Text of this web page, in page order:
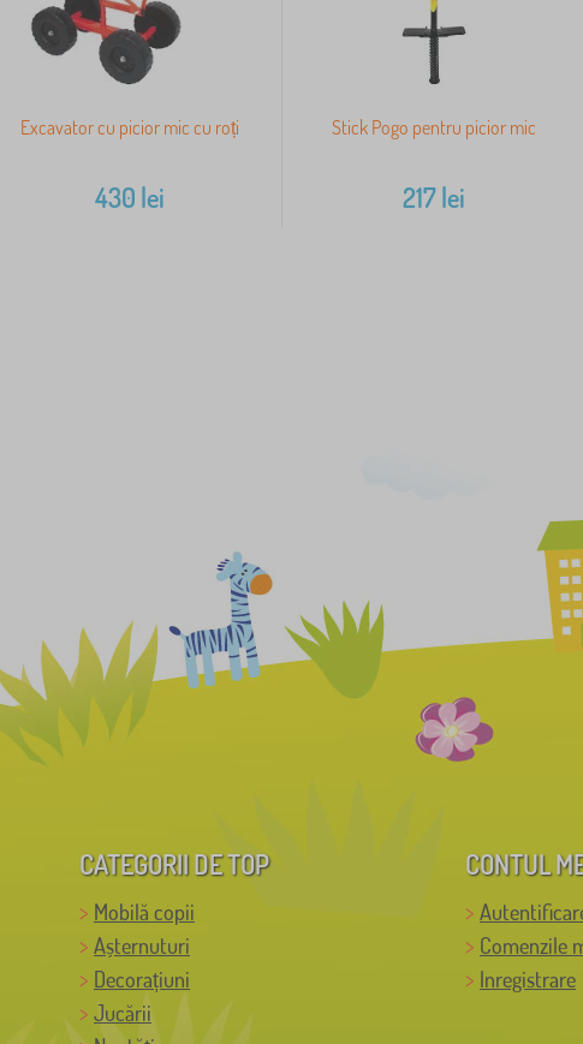
Excavator cu picior mic cu roți
430 lei
Stick Pogo pentru picior mic
217lei
CATEGORII DE TOP
Mobilă copii
Așternuturi
Decorațiuni
Jucării
CONTUL
Comenzile
Inregistrare